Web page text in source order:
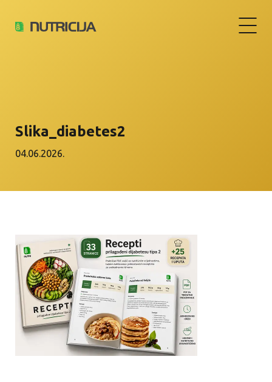
Slika_diabetes2
04.06.2026.